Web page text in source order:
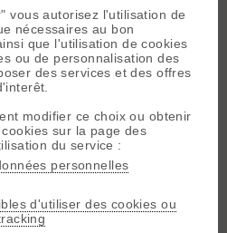
de la peau sur la neige)
plus reparti sur la peau mais
Est ce que du coup
bonne (par rapport a un ski
meuilleur?
je suis en train de regarder
sur mes nouveaux skis
partir sur un modele pomoca
une classique pro climb. J'ai peur
de son accroche sur neige dur!
vous autorisez l'utilisation de
nécessaires au bon
que l'utilisation de cookies
ou de personnalisation des
des services et des offres
modifier ce choix ou obtenir
sur la page des
du service :
personnelles
d'utiliser des cookies ou